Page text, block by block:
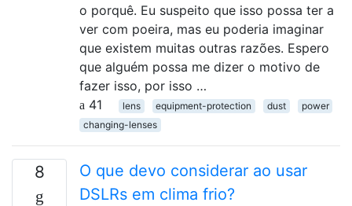
o porquê. Eu suspeito que isso possa ter a
ver com poeira, mas eu poderia imaginar
que existem muitas outras razões. Espero
que alguém possa me dizer o motivo de
fazer isso, por isso …
41
lens equipment-protection dust
power
changing-lenses
8
O que devo considerar ao usar
DSLRs em clima frio?